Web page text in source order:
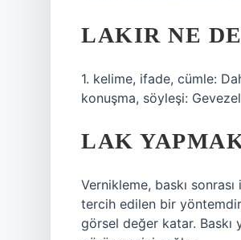
LAKIR NE
1. kelime, ifade, cümle:
konuşma, söyleşi:
LAK
Vernikleme, baskı
tercih edilen bir
görsel değer katar. Baskı